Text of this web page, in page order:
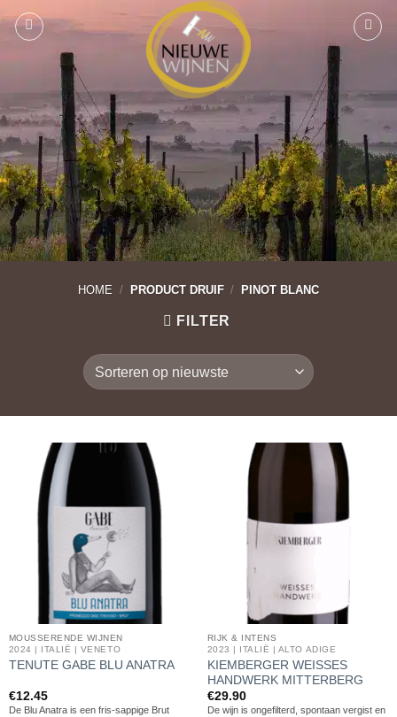
naar
HOME / PRODUCT DRUIF / PINOT BLANC
FILTER
MOUSSERENDE WIJNEN
2024 | ITALIË | VENETO
TENUTE GABE BLU ANATRA
€12.45
De Blu Anatra is een fris-sappige Brut
RIJK & INTENS
2023 | ITALIË | ALTO ADIGE
KIEMBERGER WEISSES
HANDWERK MITTERBERG
€29.90
De wijn is ongefilterd, spontaan vergist en